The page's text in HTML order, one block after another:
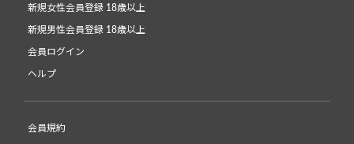
新規女性会員登録 18歳以上
新規男性会員登録 18歳以上
会員ログイン
ヘルプ
会員規約